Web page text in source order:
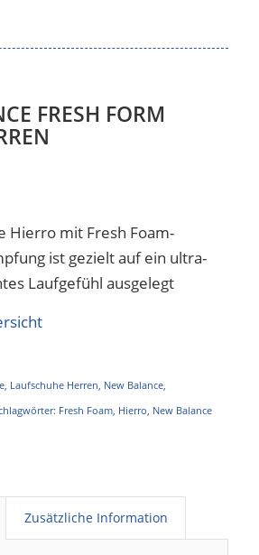
FRESH FORM
Hierro mit Fresh Foam-
ist gezielt auf ein ultra-
Laufgefühl ausgelegt
, Laufschuhe Herren New Balance,
Fresh Foam, Hierro New Balance
Zusätzliche Information